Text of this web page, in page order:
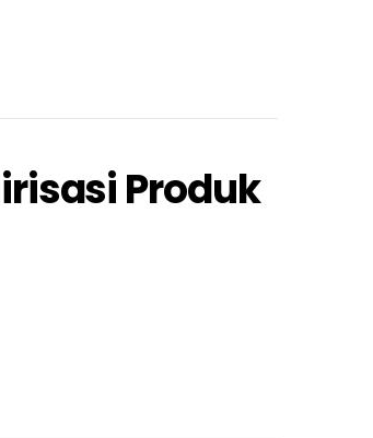
Produk